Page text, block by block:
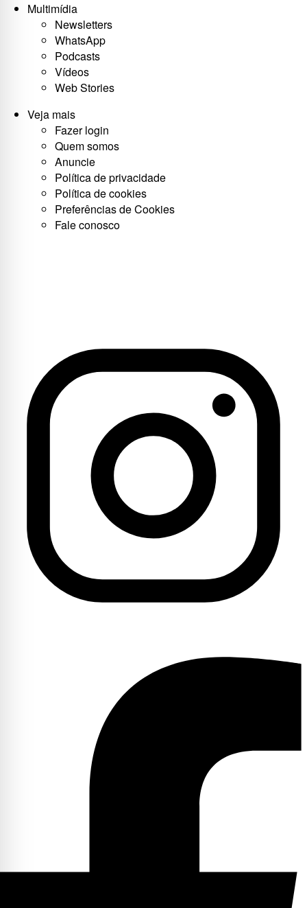
Multimídia
Newsletters
WhatsApp
Podcasts
Vídeos
Web Stories
Veja mais
Fazer login
Quem somos
Anuncie
Política de privacidade
Política de cookies
Preferências de Cookies
Fale conosco